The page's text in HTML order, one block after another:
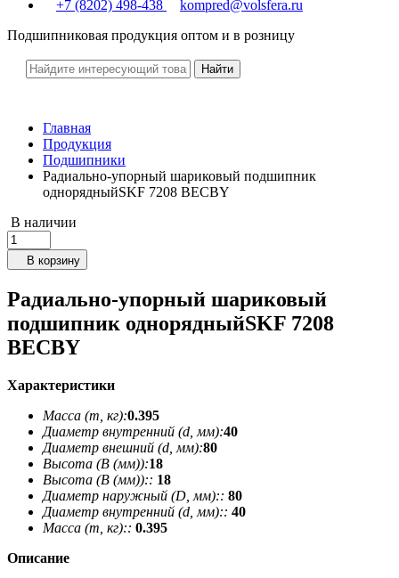
+7 (8202) 498-438
kompred@volsfera.ru
Подшипниковая продукция оптом и в розницу
Главная
Продукция
Подшипники
Радиально-упорный шариковый подшипник
однорядныйSKF 7208 BECBY
В наличии
В корзину
Радиально-упорный шариковый
подшипник однорядныйSKF 7208
BECBY
Характеристики
Масса (m, кг):0.395
Диаметр внутренний (d, мм):40
Диаметр внешний (d, мм):80
Высота (В (мм)):18
Высота (В (мм)):: 18
Диаметр наружный (D, мм):: 80
Диаметр внутренний (d, мм):: 40
Масса (m, кг):: 0.395
Описание